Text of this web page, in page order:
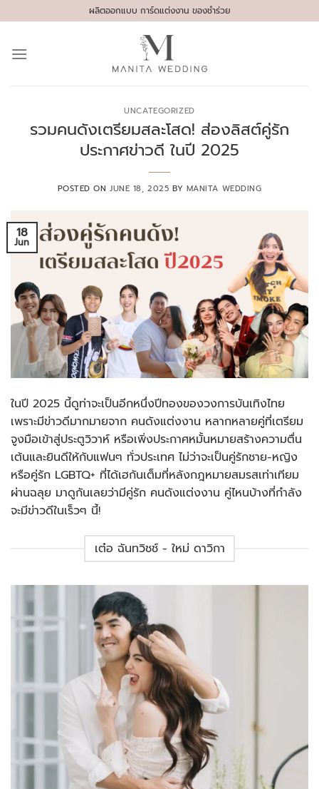
to
ผลิตออกแบบ การ์ดแต่งงาน ของชำร่วย
UNCATEGORIZED
รวมคนดังเตรียมสละโสด! ส่องลิสต์คู่รัก
ประกาศข่าวดี ในปี 2025
POSTED ONJUNE 18, 2025 BY MANITA WEDDING
18
Jun
ในปี 2025 นี้ดูท่าจะเป็นอีกหนึ่งปีทองของวงการบันเทิงไทย
เพราะมีข่าวดีมากมายจาก คนดังแต่งงาน หลากหลายคู่ที่เตรียม
จูงมือเข้าสู่ประตูวิวาห์ หรือเพิ่งประกาศหมั้นหมายสร้างความตื่น
เต้นและยินดีให้กับแฟนๆ ทั่วประเทศ ไม่ว่าจะเป็นคู่รักชาย-หญิง
หรือคู่รัก LGBTQ+ ที่ได้เฮกันเต็มที่หลังกฎหมายสมรสเท่าเทียม
ผ่านฉลุย มาดูกันเลยว่ามีคู่รัก คนดังแต่งงาน คู่ไหนบ้างที่กำลัง
จะมีข่าวดีในเร็วๆ นี้!
เต๋อ ฉันทวิชช์ - ใหม่ ดาวิกา